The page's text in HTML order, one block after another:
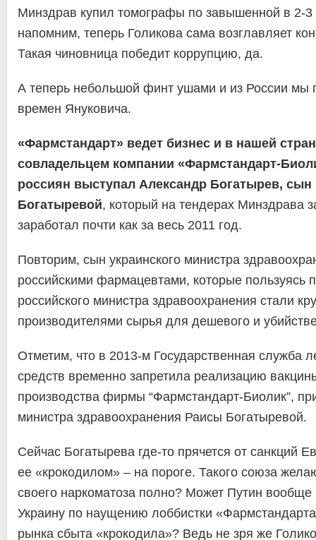
Минздрав купил томографы по завышенной в 2-3
напомним, теперь Голикова сама возглавляет
Такая чиновница победит коррупцию, да.
А теперь небольшой финт ушами и из России мы
времен Януковича.
«Фармстандарт» ведет бизнес и в нашей
совладельцем компании «Фармстандарт-
россиян выступал Александр Богатырев,
Богатыревой, который на тендерах Минздрава
заработал почти как за весь 2011 год.
Повторим, сын украинского министра
российскими фармацевтами, которые пользуясь
российского министра здравоохранения стали
производителями сырья для дешевого и
Отметим, что в 2013-м Государственная служба
средств временно запретила реализацию
производства фирмы “Фармстандарт-Биолик”,
министра здравоохранения Раисы Богатыревой.
Сейчас Богатырева где-то прячется от санкций
ее «крокодилом» – на пороге. Такого союза
своего наркоматоза полно? Может Путин
Украину по наущению лоббистки
рынка сбыта «крокодила»? Ведь не зря же